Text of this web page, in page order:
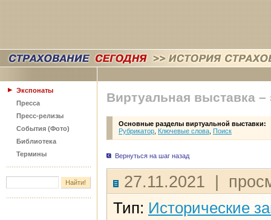
Экспонаты
Пресса
Пресс-релизы
События (Фото)
Библиотека
Термины
Виртуальная выставка –
Основные разделы виртуальной выставки:
Рубрикатор Ключевые слова Поиск
Вернуться на шаг назад
27.11.2021 |
Тип: Исторические